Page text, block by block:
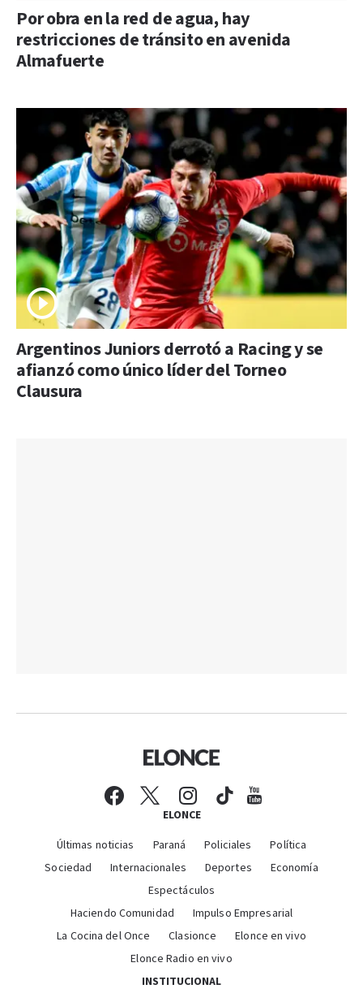
Por obra en la red de agua, hay
restricciones de tránsito en avenida
Almafuerte
Argentinos Juniors derrotó a Racing y se
afianzó como único líder del Torneo
Clausura
ELONCE
Últimas noticias Paraná Policiales
Política
Sociedad
Internacionales Deportes
Economía
Espectáculos
Haciendo Comunidad
Impulso Empresarial
La Cocina del Once
Clasionce
Elonce en vivo
Elonce Radio en vivo
INSTITUCIONAL